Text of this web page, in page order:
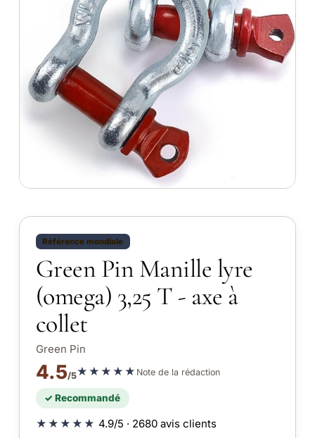
Référence mondiale
Green Pin Manille lyre
(omega) 3,25 T - axe à
collet
Green Pin
4.5/5★★★★★ Note de la rédaction
✓ Recommandé
★★★★★ 4.9/5 · 2680 avis clients